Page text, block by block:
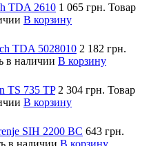
TDA 2610 1 065 грн. Товар
В корзину
TDA 5028010 2 182 грн.
в наличии В корзину
TS 735 TP 2 304 грн. Товар
В корзину
SIH 2200 BC 643 грн.
в наличии В корзину